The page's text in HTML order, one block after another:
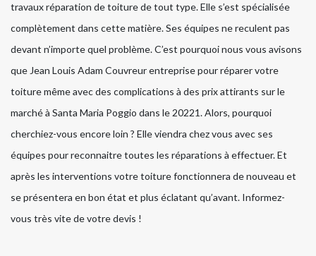
travaux réparation de toiture de tout type. Elle s’est spécialisée
complètement dans cette matière. Ses équipes ne reculent pas
devant n’importe quel problème. C’est pourquoi nous vous avisons
que Jean Louis Adam Couvreur entreprise pour réparer votre
toiture même avec des complications à des prix attirants sur le
marché à Santa Maria Poggio dans le 20221. Alors, pourquoi
cherchiez-vous encore loin ? Elle viendra chez vous avec ses
équipes pour reconnaitre toutes les réparations à effectuer. Et
après les interventions votre toiture fonctionnera de nouveau et
se présentera en bon état et plus éclatant qu’avant. Informez-
vous très vite de votre devis !